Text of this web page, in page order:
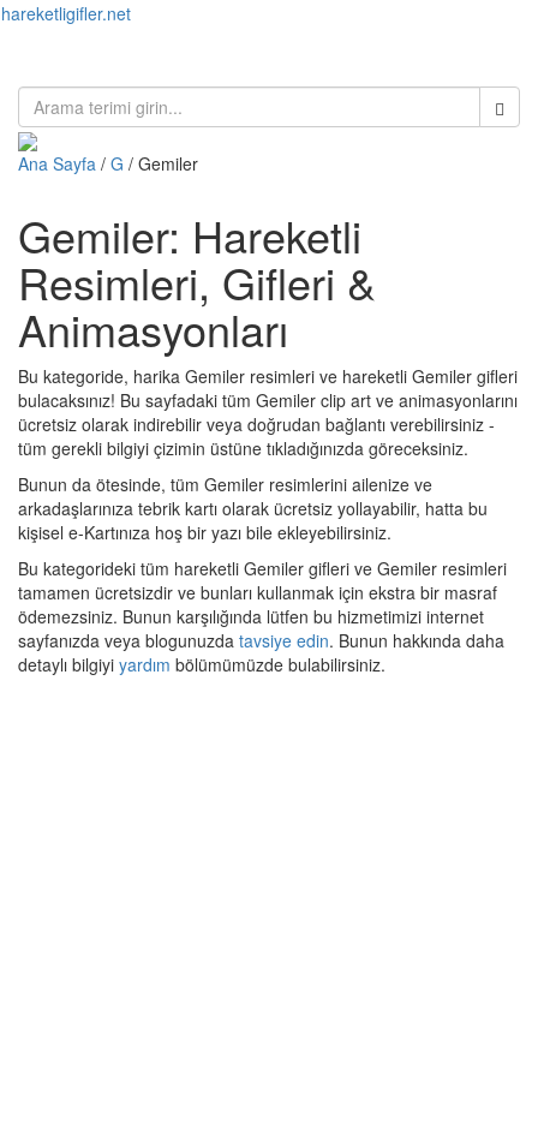
hareketligifler.net
Ana Sayfa / G / Gemiler
Gemiler: Hareketli
Resimleri, Gifleri &
Animasyonları
Bu kategoride, harika Gemiler resimleri ve hareketli Gemiler gifleri
bulacaksınız! Bu sayfadaki tüm Gemiler clip art ve animasyonlarını
ücretsiz olarak indirebilir veya doğrudan bağlantı verebilirsiniz -
tüm gerekli bilgiyi çizimin üstüne tıkladığınızda göreceksiniz.
Bunun da ötesinde, tüm Gemiler resimlerini ailenize ve
arkadaşlarınıza tebrik kartı olarak ücretsiz yollayabilir, hatta bu
kişisel e-Kartınıza hoş bir yazı bile ekleyebilirsiniz.
Bu kategorideki tüm hareketli Gemiler gifleri ve Gemiler resimleri
tamamen ücretsizdir ve bunları kullanmak için ekstra bir masraf
ödemezsiniz. Bunun karşılığında lütfen bu hizmetimizi internet
sayfanızda veya blogunuzda tavsiye edin. Bunun hakkında daha
detaylı bilgiyi yardım bölümümüzde bulabilirsiniz.